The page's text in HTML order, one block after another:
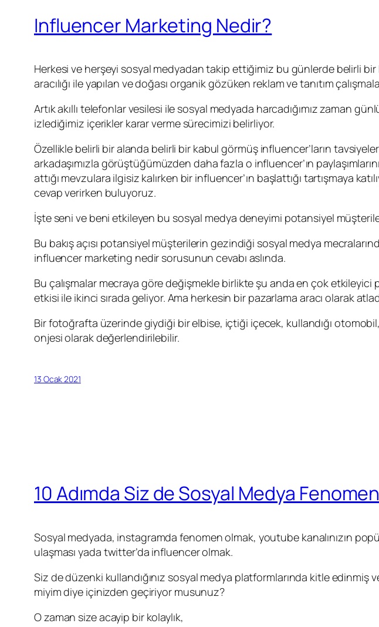
Influencer Marketing Nedir?
Herkesi ve herşeyi sosyal medyadan takip ettiğimiz bu günlerde belirli
aracılığı ile yapılan ve doğası organik gözüken reklam ve tanıtım
Artık akıllı telefonlar vesilesi ile sosyal medyada harcadığımız zaman
izlediğimiz içerikler karar verme sürecimizi belirliyor.
Özellikle belirli bir alanda belirli bir kabul görmüş influencer’ların
arkadaşımızla görüştüğümüzden daha fazla o influencer’ın
attığı mevzulara ilgisiz kalırken bir influencer’ın başlattığı tartışmaya
cevap verirken buluyoruz.
İşte seni ve beni etkileyen bu sosyal medya deneyimi potansiyel
Bu bakış açısı potansiyel müşterilerin gezindiği sosyal medya
influencer marketing nedir sorusunun cevabı aslında.
Bu çalışmalar mecraya göre değişmekle birlikte şu anda en çok etkileyici
etkisi ile ikinci sırada geliyor. Ama herkesin bir pazarlama aracı olarak
Bir fotoğrafta üzerinde giydiği bir elbise, içtiği içecek, kullandığı
onjesi olarak değerlendirilebilir.
13 Ocak 2021
10 Adımda Siz de Sosyal Medya
Sosyal medyada, instagramda fenomen olmak, youtube kanalınızın
ulaşması yada twitter’da influencer olmak.
Siz de düzenki kullandığınız sosyal medya platformlarında kitle
miyim diye içinizden geçiriyor musunuz?
O zaman size acayip bir kolaylık,